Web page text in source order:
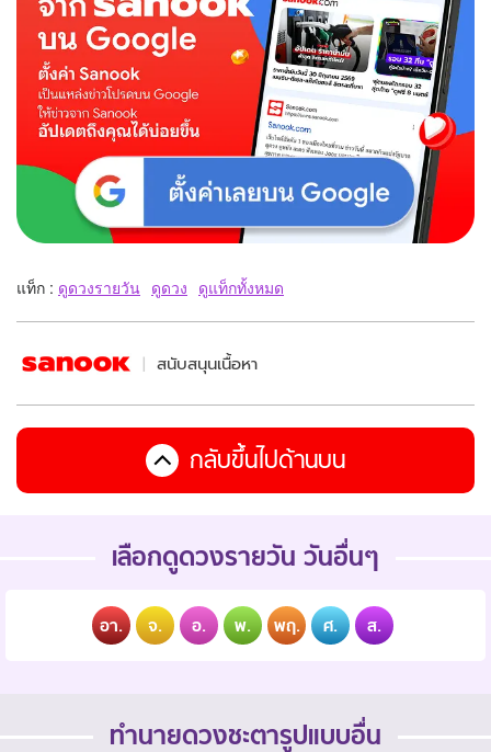
แท็ก : ดูดวงรายวัน ดูดวง ดูแท็กทั้งหมด
สนับสนุนเนื้อหา
กลับขึ้นไปด้านบน
เลือกดูดวงรายวัน วันอื่นๆ
อา. จ. อ. พ. พฤ. ศ. ส.
ทำนายดวงชะตารูปแบบอื่น